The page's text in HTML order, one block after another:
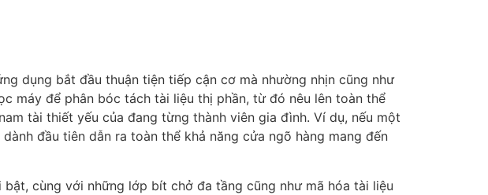
dụng bắt đầu thuận tiện tiếp cận cơ mà nhường nhịn cũng như
máy để phân bóc tách tài liệu thị phần, từ đó nêu lên toàn thể
tài thiết yếu của đang từng thành viên gia đình. Ví dụ, nếu một
đầu tiên dẫn ra toàn thể khả năng cửa ngõ hàng mang đến
cùng với những lớp bít chở đa tầng cũng như mã hóa tài liệu